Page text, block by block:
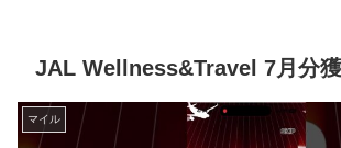
JAL Wellness&Travel 7月分
マイル